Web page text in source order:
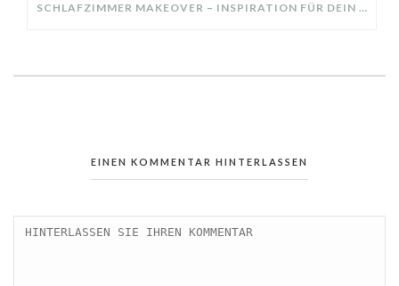
SCHLAFZIMMER MAKEOVER – INSPIRATION FÜR DEIN SCHLAFZIMMER: AUS ALT MACH NEU – HELL, GEMÜTLICH UND EINLADEND
EINEN KOMMENTAR HINTERLASSEN